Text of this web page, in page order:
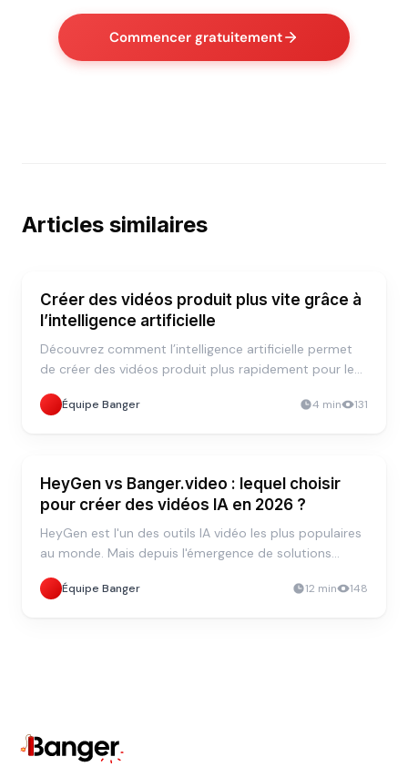
Commencer gratuitement
Articles similaires
STRATÉGIE
Créer des vidéos produit plus vite grâce à
l’intelligence artificielle
Découvrez comment l’intelligence artificielle permet
de créer des vidéos produit plus rapidement pour le
Équipe Banger 4 min 131
STRATÉGIE
HeyGen vs Banger.video : lequel choisir
pour créer des vidéos IA en 2026 ?
HeyGen est l'un des outils IA vidéo les plus populaires
au monde. Mais depuis l'émergence de solutions
demandent si payer plus cher est vraiment justifié.
Équipe Banger 12 min 148